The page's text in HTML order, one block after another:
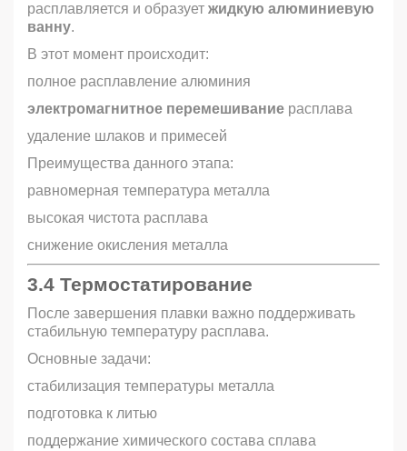
расплавляется и образует жидкую алюминиевую
ванну.
В этот момент происходит:
полное расплавление алюминия
электромагнитное перемешивание расплава
удаление шлаков и примесей
Преимущества данного этапа:
равномерная температура металла
высокая чистота расплава
снижение окисления металла
3.4 Термостатирование
После завершения плавки важно поддерживать
стабильную температуру расплава.
Основные задачи:
стабилизация температуры металла
подготовка к литью
поддержание химического состава сплава